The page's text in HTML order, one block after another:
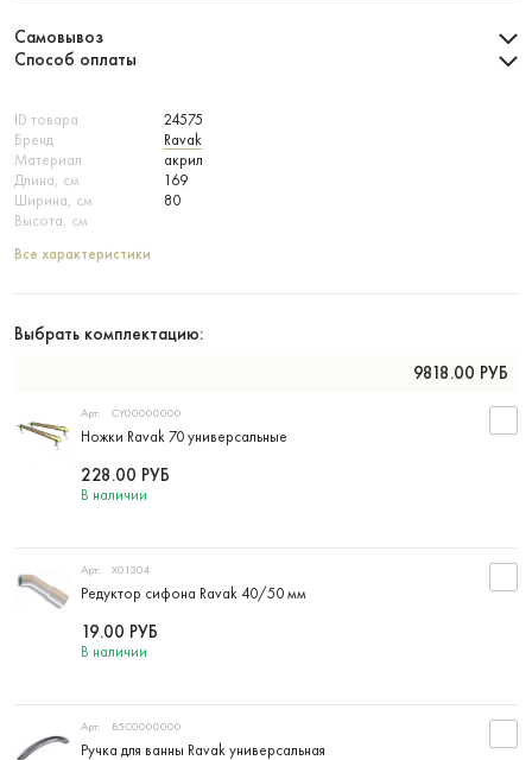
ID товара
24575
Бренд
Ravak
Материал
акрил
Длина, см
169
Ширина, см
80
Высота, см
Все характеристики
Выбрать комплектацию:
9818.00 РУБ
Ножки Ravak 70 универсальные
Арт: CY00000000
В наличии
228.00 РУБ
Редуктор сифона Ravak 40/50 мм
Арт: X01304
В наличии
19.00 РУБ
Ручка для ванны Ravak универсальная
Арт: B5C0000000
Самовывоз
Способ оплаты